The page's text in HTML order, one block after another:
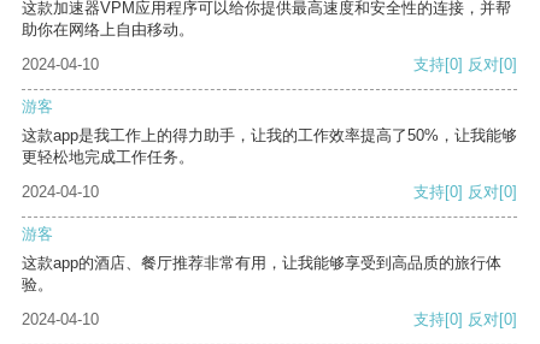
这款加速器VPM应用程序可以给你提供最高速度和安全性的连接，并帮
助你在网络上自由移动。
2024-04-10
支持[0] 反对[0]
游客
这款app是我工作上的得力助手，让我的工作效率提高了50%，让我能够
更轻松地完成工作任务。
2024-04-10
支持[0] 反对[0]
游客
这款app的酒店、餐厅推荐非常有用，让我能够享受到高品质的旅行体
验。
2024-04-10
支持[0] 反对[0]